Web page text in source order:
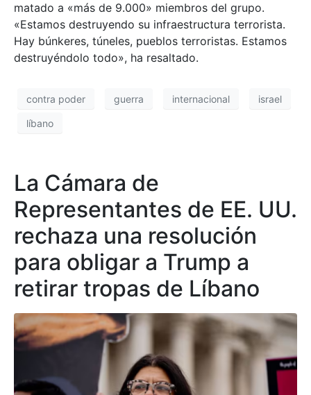
matado a «más de 9.000» miembros del grupo.
«Estamos destruyendo su infraestructura terrorista.
Hay búnkeres, túneles, pueblos terroristas. Estamos
destruyéndolo todo», ha resaltado.
contra poder guerra internacional israel
líbano
La Cámara de
Representantes de EE. UU.
rechaza una resolución
para obligar a Trump a
retirar tropas de Líbano